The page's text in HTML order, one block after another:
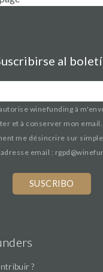
al
winefunding à
et à conserver mon email.
me désincrire sur
email :
?